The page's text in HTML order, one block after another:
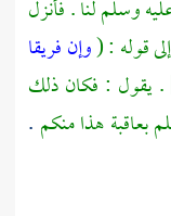
وسلم لنا . فأنزل
وإن فريقا
] . يقول : فكان ذلك
بعاقبة هذا منكم .